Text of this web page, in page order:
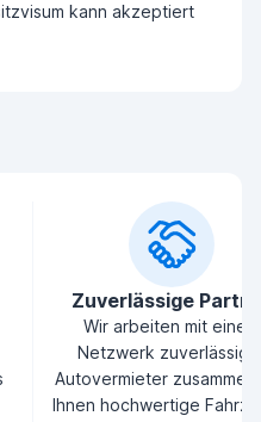
kann akzeptiert
Zuverlässige
Wir arbeiten mit einem
Netzwerk
Autovermieter
Ihnen hochwertige